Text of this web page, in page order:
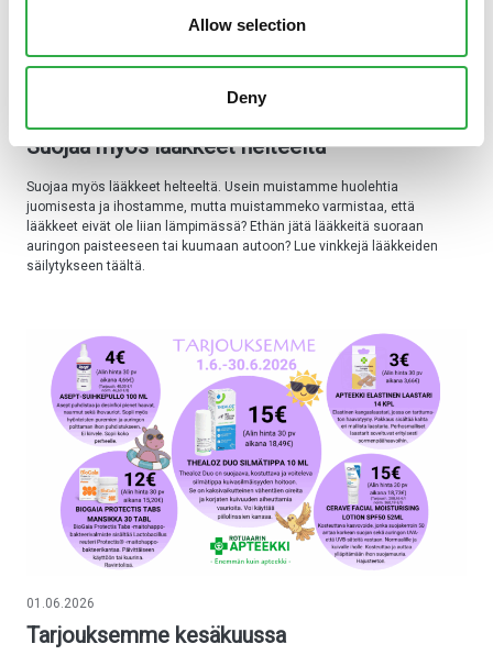
Allow selection
Deny
Suojaa myös lääkkeet helteeltä
Suojaa myös lääkkeet helteeltä. Usein muistamme huolehtia
juomisesta ja ihostamme, mutta muistammeko varmistaa, että
lääkkeet eivät ole liian lämpimässä? Ethän jätä lääkkeitä suoraan
auringon paisteeseen tai kuumaan autoon? Lue vinkkejä lääkkeiden
säilytykseen täältä.
01.06.2026
Tarjouksemme kesäkuussa